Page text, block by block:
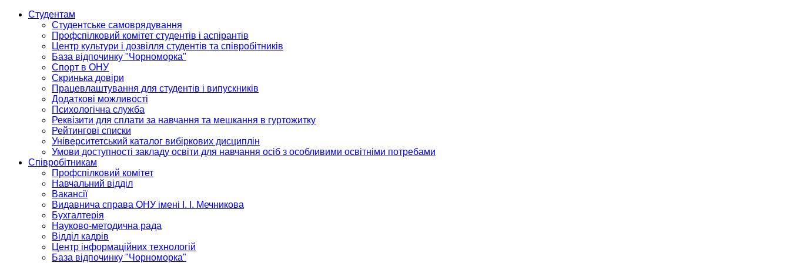
Студентам
Студентське самоврядування
Профспілковий комітет студентів і аспірантів
Центр культури і дозвілля студентів та співробітників
База відпочинку "Чорноморка"
Спорт в ОНУ
Скринька довіри
Працевлаштування для студентів і випускників
Додаткові можливості
Психологічна служба
Реквізити для сплати за навчання та мешкання в гуртожитку
Рейтингові списки
Університетський каталог вибіркових дисциплін
Умови доступності закладу освіти для навчання осіб з особливими освітніми потребами
Співробітникам
Профспілковий комітет
Навчальний відділ
Вакансії
Видавнича справа ОНУ імені І. І. Мечникова
Бухгалтерія
Науково-методична рада
Відділ кадрів
Центр інформаційних технологій
База відпочинку "Чорноморка"